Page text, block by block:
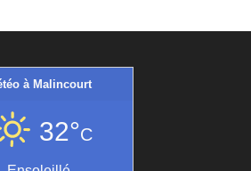
à Malincourt
32°C